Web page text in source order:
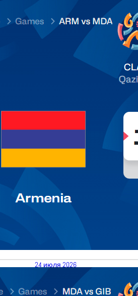
26.07.2026 Armenia vs
Division C
КалендарьТаблица Выберите
Читать далее
24 июля 2026
25.07.2026 Moldova vs
Division C